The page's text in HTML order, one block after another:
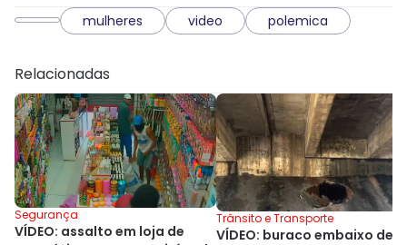
mulheres video polemica
Relacionadas
Segurança
VÍDEO: assalto em loja de
Trânsito e Transporte
VÍDEO: buraco embaixo de